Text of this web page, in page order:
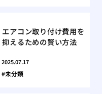
エアコン取り付け費用を
抑えるための賢い方法
2025.07.17
未分類